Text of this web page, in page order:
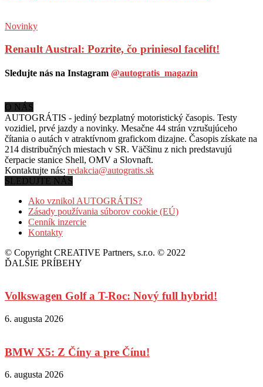
Novinky
Renault Austral: Pozrite, čo priniesol facelift!
Sledujte nás na Instagram @autogratis_magazin
O NÁS
AUTOGRÁTIS - jediný bezplatný motoristický časopis. Testy
vozidiel, prvé jazdy a novinky. Mesačne 44 strán vzrušujúceho
čítania o autách v atraktívnom grafickom dizajne. Časopis získate na
214 distribučných miestach v SR. Väčšinu z nich predstavujú
čerpacie stanice Shell, OMV a Slovnaft.
Kontaktujte nás: redakcia@autogratis.sk
SLEDUJTE NÁS
Ako vznikol AUTOGRÁTIS?
Zásady používania súborov cookie (EÚ)
Cenník inzercie
Kontakty
© Copyright CREATIVE Partners, s.r.o. © 2022
ĎALŠIE PRÍBEHY
Volkswagen Golf a T-Roc: Nový full hybrid!
6. augusta 2026
BMW X5: Z Číny a pre Čínu!
6. augusta 2026